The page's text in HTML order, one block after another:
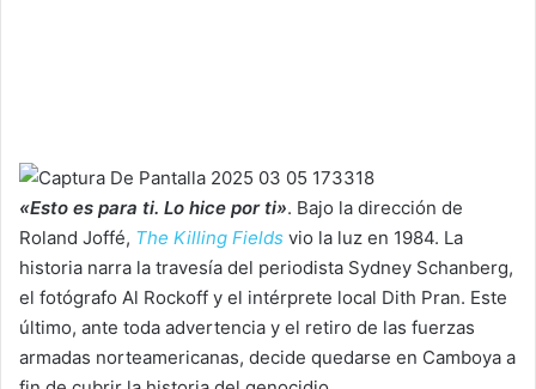
«Esto es para ti. Lo hice por ti». Bajo la dirección de
Roland Joffé, The Killing Fields vio la luz en 1984. La
historia narra la travesía del periodista Sydney Schanberg,
el fotógrafo Al Rockoff y el intérprete local Dith Pran. Este
último, ante toda advertencia y el retiro de las fuerzas
armadas norteamericanas, decide quedarse en Camboya a